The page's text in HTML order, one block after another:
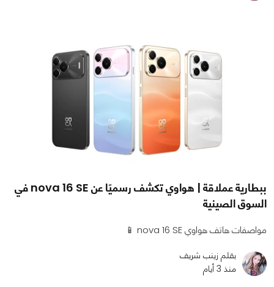
ببطارية عملاقة | هواوي تكشف رسميًا عن nova 16 SE في
السوق الصينية
مواصفات هاتف هواوي nova 16 SE 📱
بقلم زينب شريف
منذ 3 أيام